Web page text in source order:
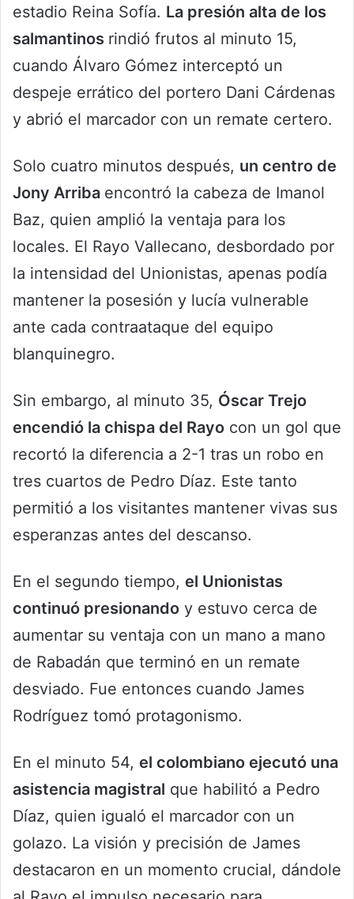
estadio Reina Sofía. La presión alta de los
salmantinos rindió frutos al minuto 15,
cuando Álvaro Gómez interceptó un
despeje errático del portero Dani Cárdenas
y abrió el marcador con un remate certero.
Solo cuatro minutos después, un centro de
Jony Arriba encontró la cabeza de Imanol
Baz, quien amplió la ventaja para los
locales. El Rayo Vallecano, desbordado por
la intensidad del Unionistas, apenas podía
mantener la posesión y lucía vulnerable
ante cada contraataque del equipo
blanquinegro.
Sin embargo, al minuto 35, Óscar Trejo
encendió la chispa del Rayo con un gol que
recortó la diferencia a 2-1 tras un robo en
tres cuartos de Pedro Díaz. Este tanto
permitió a los visitantes mantener vivas sus
esperanzas antes del descanso.
En el segundo tiempo, el Unionistas
continuó presionando y estuvo cerca de
aumentar su ventaja con un mano a mano
de Rabadán que terminó en un remate
desviado. Fue entonces cuando James
Rodríguez tomó protagonismo.
En el minuto 54, el colombiano ejecutó una
asistencia magistral que habilitó a Pedro
Díaz, quien igualó el marcador con un
golazo. La visión y precisión de James
destacaron en un momento crucial, dándole